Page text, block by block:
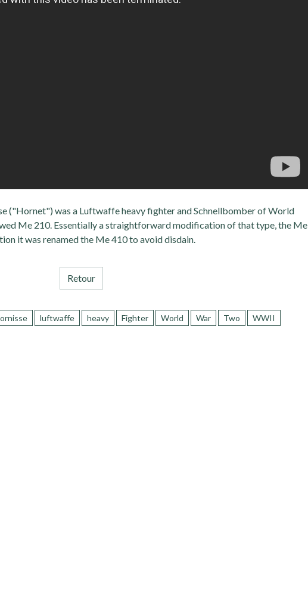
("Hornet") was a Luftwaffe heavy fighter and Schnellbomber of World
Me 210. Essentially a straightforward modification of that type, the Me
it was renamed the Me 410 to avoid disdain.
Retour
luftwaffe heavy Fighter World War Two
WWII